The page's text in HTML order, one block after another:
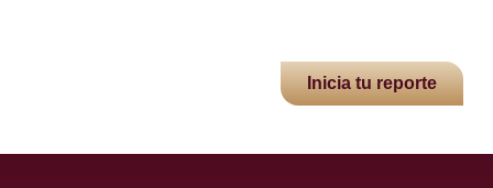
Inicia tu reporte